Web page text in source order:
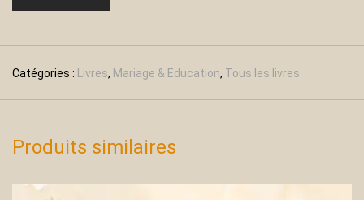
Catégories : Livres, Mariage & Education, Tous les livres
Produits similaires